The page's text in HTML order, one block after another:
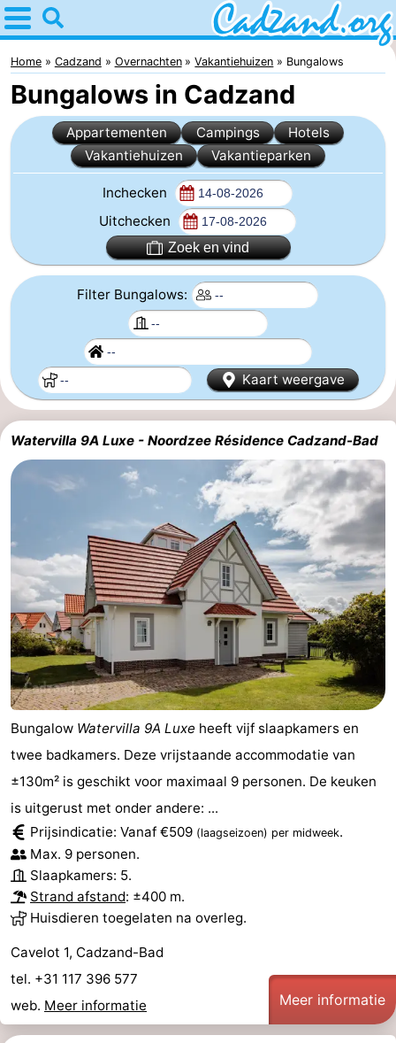
Home
Cadzand
Tips
Voor
kinderen
Overnachten
Appartementen
Campings
Hotels
Vakantiehuizen
-
Bad
Meersee
-
Beach
Nieuwvliet-
Bad
Meulinge
EuroParcs
Cadzand
-
Hoogduin
-
Noordzee
Résidence
Cadzand-
Bad
-
Resort
Nieuwvliet-
Bad
-
Schoneveld
-
Strand
Resort
Nieuwvliet-
Bad
-
Waterdunen
-
Zonneweelde
-
Zwinhoeve
Last
minutes
Strand
&
doen
Bezienswaardigheden
-
Home Cadzand Overnachten Vakantiehuizen Bungalows
Bungalows in Cadzand
Appartementen Campings
Hotels
Vakantiehuizen
Vakantieparken
Inchecken
Uitchecken
Zoek en vind
Filter Bungalows:
Kaart weergave
Watervilla 9A Luxe - Noordzee Résidence Cadzand-Bad
Bungalow Watervilla 9A Luxe heeft vijf slaapkamers en
twee badkamers. Deze vrijstaande accommodatie van
±130m² is geschikt voor maximaal 9 personen. De keuken
is uitgerust met onder andere: ...
Prijsindicatie: Vanaf €509 (laagseizoen) per midweek.
Max. 9 personen.
Slaapkamers: 5.
Strand afstand: ±400 m.
Huisdieren toegelaten na overleg.
Cavelot 1, Cadzand-Bad
tel. +31 117 396 577
web. Meer informatie Meer informatie